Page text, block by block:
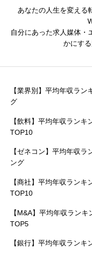
あなたの人生を変える
自分にあった求人媒体・
かにす
【業界別】平均年収ラン
グ
【飲料】平均年収ランキ
TOP10
【ゼネコン】平均年収ラ
ング
【商社】平均年収ランキ
TOP10
【M&A】平均年収ランキ
TOP5
【銀行】平均年収ランキ